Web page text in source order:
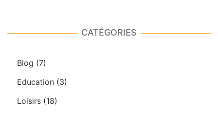
CATÉGORIES
Blog (7)
Education (3)
Loisirs (18)